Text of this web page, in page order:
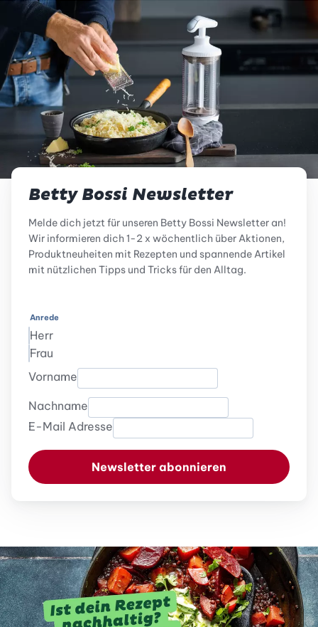
Betty Bossi Newsletter
Melde dich jetzt für unseren Betty Bossi Newsletter an!
Wir informieren dich 1-2 x wöchentlich über Aktionen,
Produktneuheiten mit Rezepten und spannende Artikel
mit nützlichen Tipps und Tricks für den Alltag.
Anrede
Herr
Frau
Vorname
Nachname
E-Mail Adresse
Newsletter abonnieren